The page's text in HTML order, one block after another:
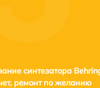
синтезатора
ремонт по желанию